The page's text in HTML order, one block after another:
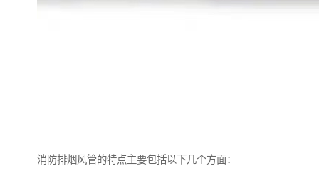
消防排烟风管的特点主要包括以下几个方面：